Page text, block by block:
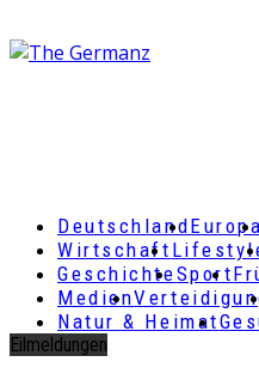
Deutschland
Wirtschaft
GeschichteSport
Medien
Natur & Heimat
Eilmeldungen